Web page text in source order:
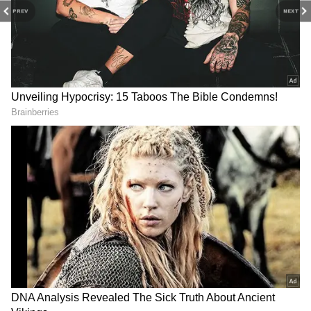
PREV NEXT
Related Articles
ரூ.7,000 இருந்தா போதும்.! சூப்பரான
ஸ்மார்ட் போன் வாங்கலாம்.! செம லுக்,
செம கேமரா!
Smart TV Deals: ரூ.74,000 டிவி வெறும்
ரூ.26,000-க்கா? 55 இன்ச் ஸ்கிரீன்ல
மிரட்டும் ஏசர் டிவி!
RECOMMENDED STORIES
ஆயிரங்கள் செலவு
செய்து வாங்கிய LED
Facebook Update: